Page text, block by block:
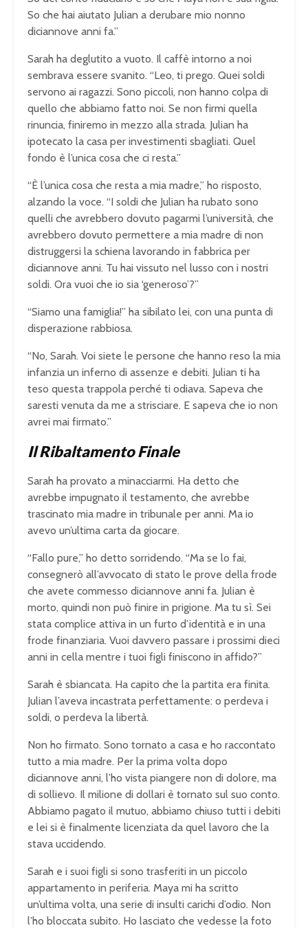
t
e
r
m
a
t
i
s
o
u
p
p
o
r
e
d
So che hai aiutato Julian a derubare mio nonno
diciannove anni fa.”
Sarah ha deglutito a vuoto. Il caffè intorno a noi
sembrava essere svanito. “Leo, ti prego. Quei soldi
servono ai ragazzi. Sono piccoli, non hanno colpa di
quello che abbiamo fatto noi. Se non firmi quella
rinuncia, finiremo in mezzo alla strada. Julian ha
ipotecato la casa per investimenti sbagliati. Quel
fondo è l’unica cosa che ci resta.”
“È l’unica cosa che resta a mia madre,” ho risposto,
alzando la voce. “I soldi che Julian ha rubato sono
quelli che avrebbero dovuto pagarmi l’università, che
avrebbero dovuto permettere a mia madre di non
distruggersi la schiena lavorando in fabbrica per
diciannove anni. Tu hai vissuto nel lusso con i nostri
soldi. Ora vuoi che io sia ‘generoso’?”
“Siamo una famiglia!” ha sibilato lei, con una punta di
disperazione rabbiosa.
“No, Sarah. Voi siete le persone che hanno reso la mia
infanzia un inferno di assenze e debiti. Julian ti ha
teso questa trappola perché ti odiava. Sapeva che
saresti venuta da me a strisciare. E sapeva che io non
avrei mai firmato.”
Il Ribaltamento Finale
Sarah ha provato a minacciarmi. Ha detto che
avrebbe impugnato il testamento, che avrebbe
trascinato mia madre in tribunale per anni. Ma io
avevo un’ultima carta da giocare.
“Fallo pure,” ho detto sorridendo. “Ma se lo fai,
consegnerò all’avvocato di stato le prove della frode
che avete commesso diciannove anni fa. Julian è
morto, quindi non può finire in prigione. Ma tu sì. Sei
stata complice attiva in un furto d’identità e in una
frode finanziaria. Vuoi davvero passare i prossimi dieci
anni in cella mentre i tuoi figli finiscono in affido?”
Sarah è sbiancata. Ha capito che la partita era finita.
Julian l’aveva incastrata perfettamente: o perdeva i
soldi, o perdeva la libertà.
Non ho firmato. Sono tornato a casa e ho raccontato
tutto a mia madre. Per la prima volta dopo
diciannove anni, l’ho vista piangere non di dolore, ma
di sollievo. Il milione di dollari è tornato sul suo conto.
Abbiamo pagato il mutuo, abbiamo chiuso tutti i debiti
e lei si è finalmente licenziata da quel lavoro che la
stava uccidendo.
Sarah e i suoi figli si sono trasferiti in un piccolo
appartamento in periferia. Maya mi ha scritto
un’ultima volta, una serie di insulti carichi d’odio. Non
l’ho bloccata subito. Ho lasciato che vedesse la foto